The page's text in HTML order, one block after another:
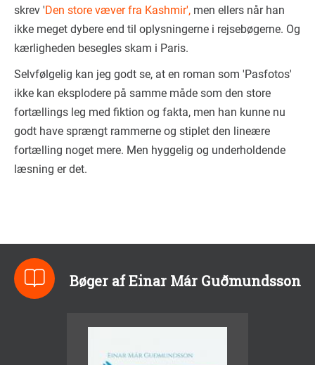
skrev 'Den store væver fra Kashmir', men ellers når han
ikke meget dybere end til oplysningerne i rejsebøgerne. Og
kærligheden besegles skam i Paris.
Selvfølgelig kan jeg godt se, at en roman som 'Pasfotos'
ikke kan eksplodere på samme måde som den store
fortællings leg med fiktion og fakta, men han kunne nu
godt have sprængt rammerne og stiplet den lineære
fortælling noget mere. Men hyggelig og underholdende
læsning er det.
Bøger af Einar Már Guðmundsson